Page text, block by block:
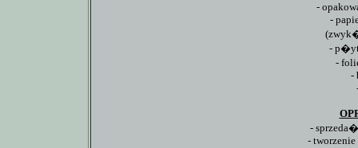
-
-
-
-
-
-
-